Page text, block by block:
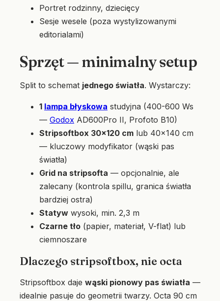
Portret rodzinny, dziecięcy
Sesje wesele (poza wystylizowanymi
editorialami)
Sprzęt — minimalny setup
Split to schemat jednego światła. Wystarczy:
1 lampa błyskowa studyjna (400-600 Ws
— Godox AD600Pro II, Profoto B10)
Stripsoftbox 30×120 cm lub 40×140 cm
— kluczowy modyfikator (wąski pas
światła)
Grid na stripsofta — opcjonalnie, ale
zalecany (kontrola spillu, granica światła
bardziej ostra)
Statyw wysoki, min. 2,3 m
Czarne tło (papier, materiał, V-flat) lub
ciemnoszare
Dlaczego stripsoftbox, nie octa
Stripsoftbox daje wąski pionowy pas światła —
idealnie pasuje do geometrii twarzy. Octa 90 cm